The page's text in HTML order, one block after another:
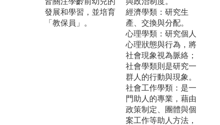
發展和學習，並培育
「教保員」。
經濟學類：研究生
產、交換與分配。
心理學類：研究個人
心理狀態與行為，將
社會現象視為脈絡；
社會學類則是研究一
群人的行動與現象。
社會工作學類：是一
門助人的專業，藉由
政策制定、團體與個
案工作等助人方法，